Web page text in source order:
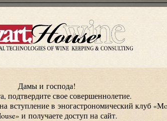
Дамы и господа!
подтвердите свое совершеннолетие.
вступление в эногастрономический клуб
и получаете доступ на сайт.